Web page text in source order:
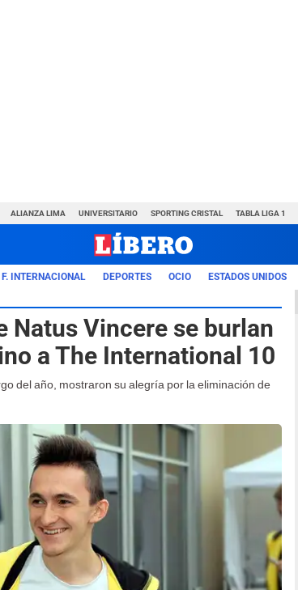
ALIANZA LIMA UNIVERSITARIO SPORTING CRISTAL TABLA LIGA 1
F. INTERNACIONAL DEPORTES OCIO ESTADOS UNIDOS
Natus Vincere se burlan
a The International 10
del año, mostraron su alegría por la eliminación de